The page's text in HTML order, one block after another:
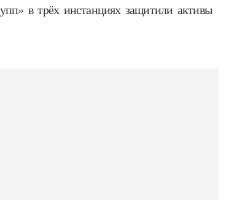
в трёх инстанциях защитили активы